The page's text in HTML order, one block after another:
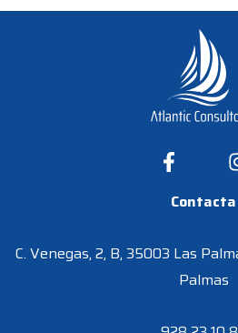
Contacta
C. Venegas, 2, B, 35003 Las
Palmas